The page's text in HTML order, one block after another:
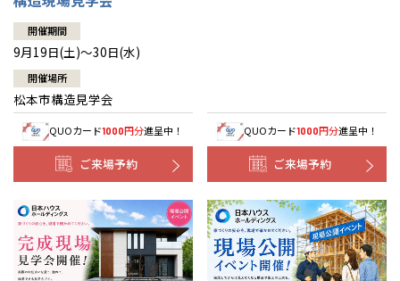
開催期間
9月19日(土)～30日(水)
開催場所
松本市構造見学会
QUOカード1000円分進呈中！
ご来場予約
QUOカード1000円分進呈中！
ご来場予約